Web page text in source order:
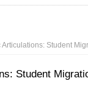
Student
Student